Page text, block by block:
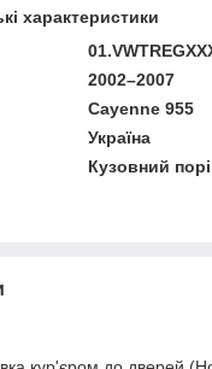
характеристики
2002–2007
Cayenne 955
Україна
Кузовний